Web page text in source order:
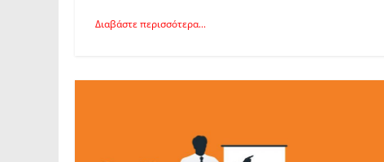
Διαβάστε περισσότερα...